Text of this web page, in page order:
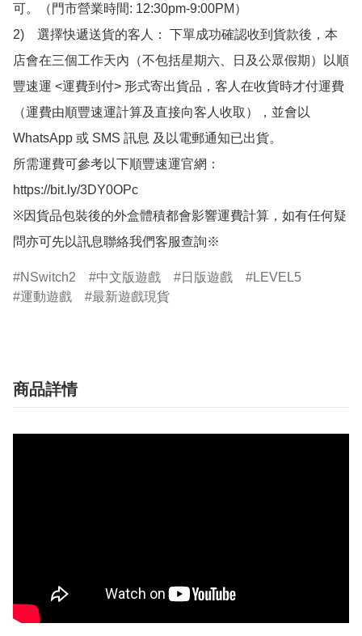
可。（門市營業時間: 12:30pm-9:00PM）
2)　選擇快遞送貨的客人： 下單成功確認收到貨款後，本
店會在三個工作天內（不包括星期六、日及公眾假期）以順
豐速運 <運費到付> 形式寄出貨品，客人在收貨時才付運費
（運費由順豐速運計算及直接向客人收取），並會以
WhatsApp 或 SMS 訊息 及以電郵通知已出貨。
所需運費可參考以下順豐速運官網：
https://bit.ly/3DY0OPc
※因貨品包裝後的外盒體積都會影響運費計算，如有任何疑
問亦可先以訊息聯絡我們客服查詢※
NSwitch2 中文版遊戲 日版遊戲
LEVEL5
運動遊戲
最新遊戲現貨
商品詳情